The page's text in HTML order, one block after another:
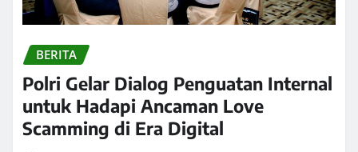
BERITA
Polri Gelar Dialog Penguatan Internal
untuk Hadapi Ancaman Love
Scamming di Era Digital